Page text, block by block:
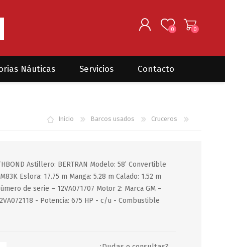
REGISTRARSE
0 0
VELEROS
DONOVAN MARINE
Náuticas Servicios
Coordinación de Trabajos de
Traslados de embarcaciones
dentro y fuera del país
Administración de
embarcaciones
Servicio y mantenimiento de
Contacto
Inicio Barcos usados Cruceros
Astillero: BERTRAN Modelo: 58’ Convertible
Eslora: 17.75 m Manga: 5.28 m Calado: 1.52 m
de serie – 12VA071707 Motor 2: Marca GM –
- Potencia: 675 HP - c/u - Combustible